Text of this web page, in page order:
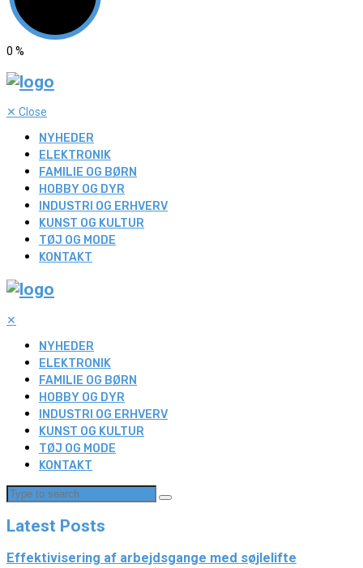
0 %
✕ Close
NYHEDER
ELEKTRONIK
FAMILIE OG BØRN
HOBBY OG DYR
INDUSTRI OG ERHVERV
KUNST OG KULTUR
TØJ OG MODE
KONTAKT
✕
NYHEDER
ELEKTRONIK
FAMILIE OG BØRN
HOBBY OG DYR
INDUSTRI OG ERHVERV
KUNST OG KULTUR
TØJ OG MODE
KONTAKT
Latest Posts
Effektivisering af arbejdsgange med søjlelifte